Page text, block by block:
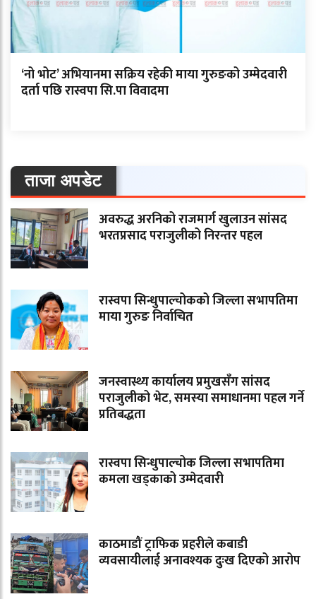
‘नो भोट’ अभियानमा सक्रिय रहेकी माया गुरुङको उम्मेदवारी
दर्ता पछि रास्वपा सि.पा विवादमा
ताजा अपडेट
अवरुद्ध अरनिको राजमार्ग खुलाउन सांसद
भरतप्रसाद पराजुलीको निरन्तर पहल
रास्वपा सिन्धुपाल्चोकको जिल्ला सभापतिमा
माया गुरुङ निर्वाचित
जनस्वास्थ्य कार्यालय प्रमुखसँग सांसद
पराजुलीको भेट, समस्या समाधानमा पहल गर्ने
प्रतिबद्धता
रास्वपा सिन्धुपाल्चोक जिल्ला सभापतिमा
कमला खड्काको उम्मेदवारी
काठमाडौं ट्राफिक प्रहरीले कबाडी
व्यवसायीलाई अनावश्यक दुःख दिएको आरोप